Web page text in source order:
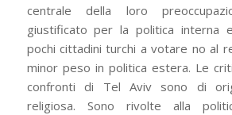
centrale della loro
giustificato per la politica interna
pochi cittadini turchi a votare no al
minor peso in politica estera. Le
confronti di Tel Aviv sono di
religiosa. Sono rivolte alla